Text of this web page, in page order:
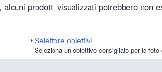
prodotti visualizzati potrebbero non
Selettore obiettivi
Seleziona un obiettivo consigliato per le